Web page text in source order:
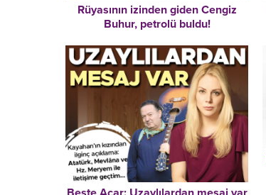
Rüyasının izinden giden Cengiz
Buhur, petrolü buldu!